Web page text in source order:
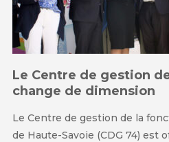
Le Centre de gestion
change de dimension
Le Centre de gestion de la
de Haute-Savoie (CDG 74) est